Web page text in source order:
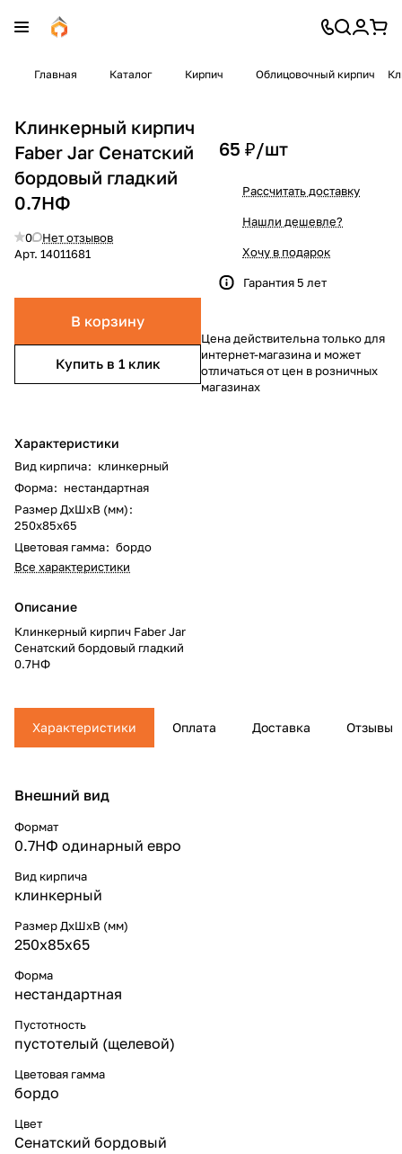
Главная Каталог Кирпич Облицовочный кирпич
Клинкерный кирпич
Faber Jar Сенатский
бордовый гладкий
0.7НФ
0
Нет отзывов
Арт. 14011681
В корзину
Купить в 1 клик
Характеристики
Вид кирпича: клинкерный
Форма: нестандартная
Размер ДхШхВ (мм):
250х85х65
Цветовая гамма: бордо
Все характеристики
Описание
Клинкерный кирпич Faber Jar
Сенатский бордовый гладкий
0.7НФ
65 ₽/шт
Рассчитать доставку
Нашли дешевле?
Хочу в подарок
Гарантия 5 лет
Цена действительна только для
интернет-магазина и может
отличаться от цен в розничных
магазинах
Характеристики Оплата Доставка Отзывы
Внешний вид
Формат
0.7НФ одинарный eвро
Вид кирпича
клинкерный
Размер ДхШхВ (мм)
250х85х65
Форма
нестандартная
Пустотность
пустотелый (щелевой)
Цветовая гамма
бордо
Цвет
Сенатский бордовый